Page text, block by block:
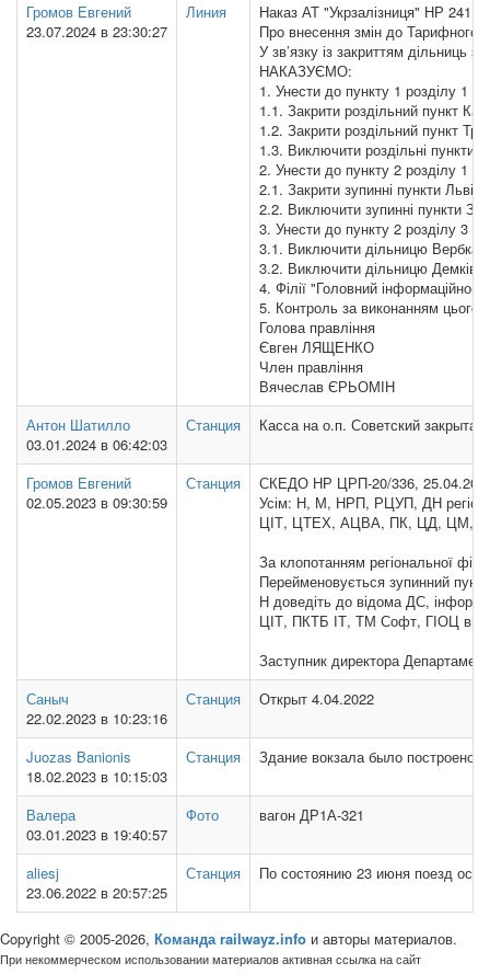
Громов Евгений
23.07.2024 в 23:30:27
Линия
Наказ АТ "Укрзалізниця" НР 241,
Про внесення змін до Тарифного
У зв’язку із закриттям дільниць
НАКАЗУЄМО:
1. Унести до пункту 1 розділу 1
1.1. Закрити роздільний пункт
1.2. Закрити роздільний пункт
1.3. Виключити роздільні пункти
2. Унести до пункту 2 розділу 1
2.1. Закрити зупинні пункти
2.2. Виключити зупинні пункти
3. Унести до пункту 2 розділу 3
3.1. Виключити дільницю Вербка –
3.2. Виключити дільницю
4. Філії "Головний інформаційно-
5. Контроль за виконанням
Голова правління
Євген ЛЯЩЕНКО
Член правління
Вячеслав ЄРЬОМІН
Антон Шатилло
03.01.2024 в 06:42:03
Станция Касса на о.п. Советский закрыта
Громов Евгений
02.05.2023 в 09:30:59
Станция
СКЕДО НР ЦРП-20/336,
Усім: Н, М, НРП, РЦУП, ДН
ЦІТ, ЦТЕХ, АЦВА, ПК, ЦД, ЦМ,
За клопотанням регіональної
Перейменовується зупинний
Н доведіть до відома ДС,
ЦІТ, ПКТБ ІТ, ТМ Софт, ГІОЦ
Заступник директора
Саныч
22.02.2023 в 10:23:16
Станция Открыт 4.04.2022
Juozas Banionis
18.02.2023 в 10:15:03
Станция Здание вокзала было построено
Валера
03.01.2023 в 19:40:57
Фото вагон ДР1А-321
aliesj
23.06.2022 в 20:57:25
Станция По состоянию 23 июня поезд
Copyright © 2005-2026, Команда railwayz.info и авторы материалов.
При некоммерческом использовании материалов активная ссылка на сайт